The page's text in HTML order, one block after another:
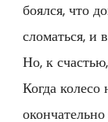
боялся, что
сломаться, и
Но, к
Когда колесо